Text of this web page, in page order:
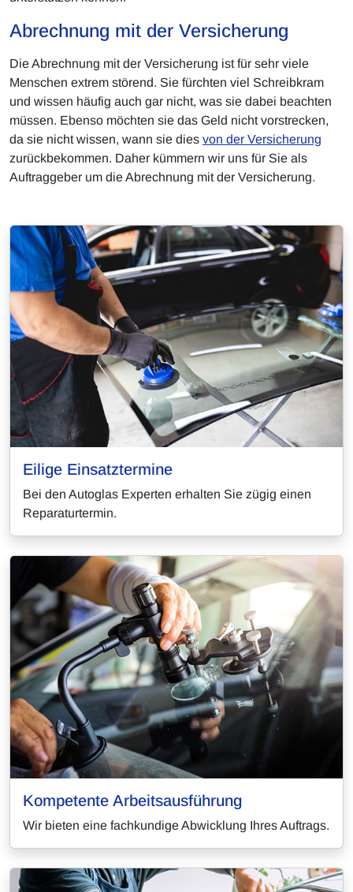
Abrechnung mit der Versicherung
Die Abrechnung mit der Versicherung ist für sehr viele
Menschen extrem störend. Sie fürchten viel Schreibkram
und wissen häufig auch gar nicht, was sie dabei beachten
müssen. Ebenso möchten sie das Geld nicht vorstrecken,
da sie nicht wissen, wann sie dies von der Versicherung
zurückbekommen. Daher kümmern wir uns für Sie als
Auftraggeber um die Abrechnung mit der Versicherung.
Eilige Einsatztermine
Bei den Autoglas Experten erhalten Sie zügig einen
Reparaturtermin.
Kompetente Arbeitsausführung
Wir bieten eine fachkundige Abwicklung Ihres Auftrags.